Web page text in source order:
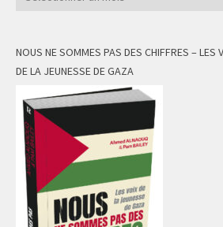
NOUS NE SOMMES PAS DES CHIFFRES – LES
DE LA JEUNESSE DE GAZA